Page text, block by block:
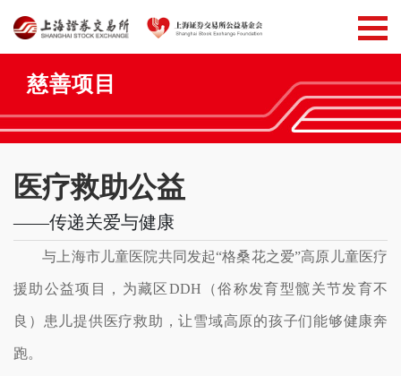
慈善项目
医疗救助公益
——传递关爱与健康
与上海市儿童医院共同发起“格桑花之爱”高原儿童医疗
援助公益项目，为藏区DDH（俗称发育型髋关节发育不
良）患儿提供医疗救助，让雪域高原的孩子们能够健康奔
跑。